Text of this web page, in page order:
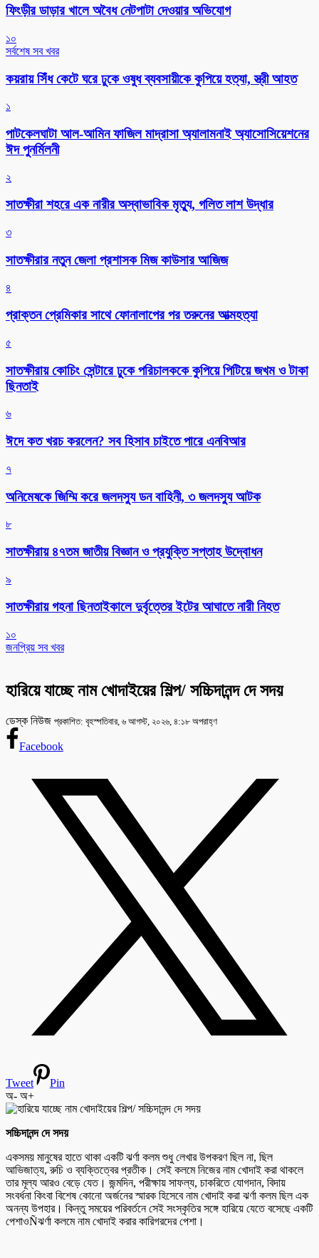
ফিংড়ীর ডাড়ার খালে অবৈধ নেটপাটা দেওয়ার অভিযোগ
১০
সর্বশেষ সব খবর
কয়রায় সিঁধ কেটে ঘরে ঢুকে ওষুধ ব্যবসায়ীকে কুপিয়ে হত্যা, স্ত্রী আহত
১
পাটকেলঘাটা আল-আমিন ফাজিল মাদ্রাসা অ্যালামনাই অ্যাসোসিয়েশনের
ঈদ পুনর্মিলনী
২
সাতক্ষীরা শহরে এক নারীর অস্বাভাবিক মৃত্যু, গলিত লাশ উদ্ধার
৩
সাতক্ষীরার নতুন জেলা প্রশাসক মিজ কাউসার আজিজ
৪
প্রাক্তন প্রেমিকার সাথে ফোনালাপের পর তরুনের আত্মহত্যা
৫
সাতক্ষীরায় কোচিং সেন্টারে ঢুকে পরিচালককে কুপিয়ে পিটিয়ে জখম ও টাকা
ছিনতাই
৬
ঈদে কত খরচ করলেন? সব হিসাব চাইতে পারে এনবিআর
৭
অনিমেষকে জিম্মি করে জলদস্যু ডন বাহিনী, ৩ জলদস্যু আটক
৮
সাতক্ষীরায় ৪৭তম জাতীয় বিজ্ঞান ও প্রযুক্তি সপ্তাহ উদ্বোধন
৯
সাতক্ষীরায় গহনা ছিনতাইকালে দুর্বৃত্তের ইটের আঘাতে নারী নিহত
১০
জনপ্রিয় সব খবর
হারিয়ে যাচ্ছে নাম খোদাইয়ের শিল্প/ সচ্চিদানন্দ দে সদয়
ডেস্ক নিউজ প্রকাশিত: বৃহস্পতিবার, ৬ আগস্ট, ২০২৬, ৪:১৮ অপরাহ্ণ
Facebook
Tweet
Pin
অ- অ+
সচ্চিদানন্দ দে সদয়
একসময় মানুষের হাতে থাকা একটি ঝর্ণা কলম শুধু লেখার উপকরণ ছিল না, ছিল
আভিজাত্য, রুচি ও ব্যক্তিত্বের প্রতীক। সেই কলমে নিজের নাম খোদাই করা থাকলে
তার মূল্য আরও বেড়ে যেত। জন্মদিন, পরীক্ষায় সাফল্য, চাকরিতে যোগদান, বিদায়
সংবর্ধনা কিংবা বিশেষ কোনো অর্জনের স্মারক হিসেবে নাম খোদাই করা ঝর্ণা কলম ছিল এক
অনন্য উপহার। কিন্তু সময়ের পরিবর্তনে সেই সংস্কৃতির সঙ্গে হারিয়ে যেতে বসেছে একটি
পেশাওÑঝর্ণা কলমে নাম খোদাই করার কারিগরদের পেশা।